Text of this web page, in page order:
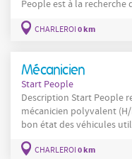
People est à la recherche
de structurer, encadrer
internes. Vous avez le sens de l’organisation, un leadership
CHARLEROI 0 km
Mécanicien
Start People
Description Start People recrute pour l’un de ses partenaires un
mécanicien polyvalent (H/
bon état des véhicules
les équipes de terrain. Vous jouez un rôle clé dans la continuité
des activités en
CHARLEROI 0 km